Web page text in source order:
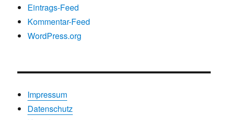
Eintrags-Feed
Kommentar-Feed
WordPress.org
Impressum
Datenschutz